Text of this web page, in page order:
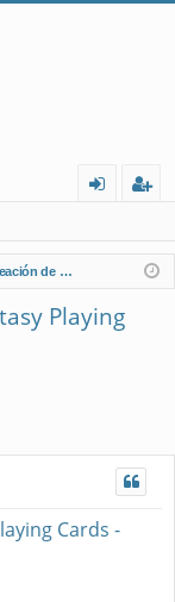
nt
ifi
ca
ist
ra
Diseño y creación de naipes
Playing
Cards -